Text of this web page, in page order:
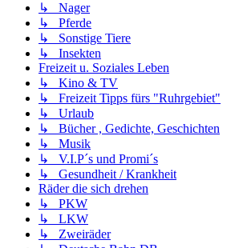
↳ Nager
↳ Pferde
↳ Sonstige Tiere
↳ Insekten
Freizeit u. Soziales Leben
↳ Kino & TV
↳ Freizeit Tipps fürs "Ruhrgebiet"
↳ Urlaub
↳ Bücher , Gedichte, Geschichten
↳ Musik
↳ V.I.P´s und Promi´s
↳ Gesundheit / Krankheit
Räder die sich drehen
↳ PKW
↳ LKW
↳ Zweiräder